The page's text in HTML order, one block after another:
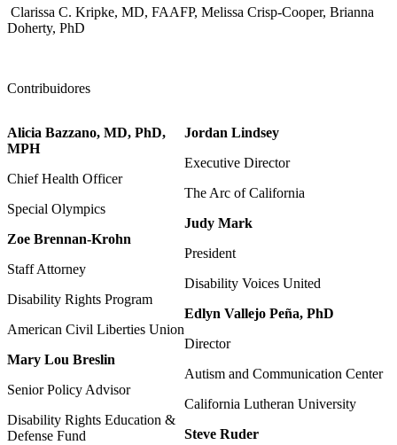
Clarissa C. Kripke, MD, FAAFP, Melissa Crisp-Cooper, Brianna
Doherty, PhD
Contribuidores
Alicia Bazzano, MD, PhD,
MPH
Chief Health Officer
Special Olympics
Zoe Brennan-Krohn
Staff Attorney
Disability Rights Program
American Civil Liberties Union
Mary Lou Breslin
Senior Policy Advisor
Disability Rights Education &
Defense Fund
Jordan Lindsey
Executive Director
The Arc of California
Judy Mark
President
Disability Voices United
Edlyn Vallejo Peña, PhD
Director
Autism and Communication Center
California Lutheran University
Steve Ruder